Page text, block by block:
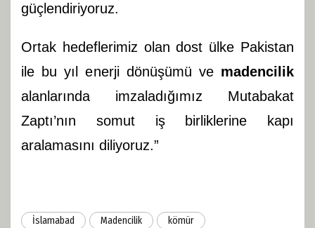
güçlendiriyoruz.
Ortak hedeflerimiz olan dost ülke Pakistan
ile bu yıl enerji dönüşümü ve madencilik
alanlarında imzaladığımız Mutabakat
Zaptı’nın somut iş birliklerine kapı
aralamasını diliyoruz.”
İslamabad Madencilik
kömür